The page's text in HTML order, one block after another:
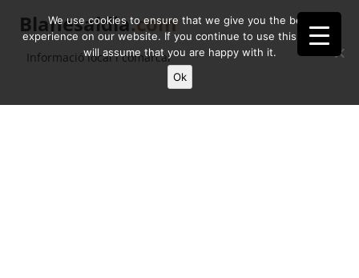
Blanesaldia.com
Informació local i comarcal
We use cookies to ensure that we give you the best
experience on our website. If you continue to use this site we
will assume that you are happy with it.
Ok